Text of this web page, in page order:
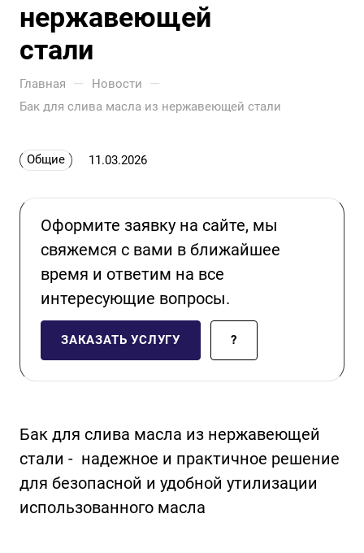
нержавеющей
стали
Главная — Новости —
Бак для слива масла из нержавеющей стали
Общие 11.03.2026
Оформите заявку на сайте, мы
свяжемся с вами в ближайшее
время и ответим на все
интересующие вопросы.
ЗАКАЗАТЬ УСЛУГУ ?
Бак для слива масла из нержавеющей
стали - надежное и практичное решение
для безопасной и удобной утилизации
использованного масла